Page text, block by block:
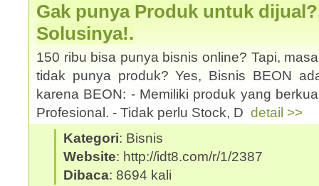
Gak punya Produk untuk
Solusinya!.
150 ribu bisa punya bisnis online? Tapi,
tidak punya produk? Yes, Bisnis BEON
karena BEON: - Memiliki produk yang
Profesional. - Tidak perlu Stock, D detail >>
Kategori: Bisnis
Website: http://idt8.com/r/1/2387
Dibaca: 8694 kali